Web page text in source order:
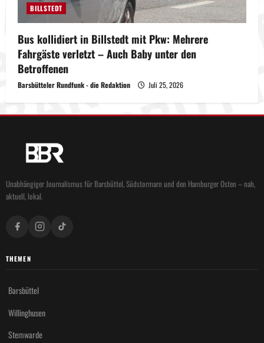
BILLSTEDT
Bus kollidiert in Billstedt mit Pkw: Mehrere
Fahrgäste verletzt – Auch Baby unter den
Betroffenen
Barsbütteler Rundfunk - die Redaktion Juli 25, 2026
Unabhängiger Journalismus für Barsbüttel, Südstormarn und den Hamburger Osten – nah,
aktuell, lokal.
THEMEN
Barsbüttel
Willinghusen
Stemwarde